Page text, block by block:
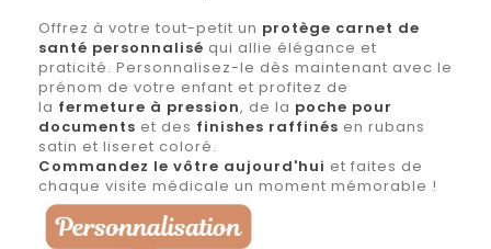
Offrez à votre tout-petit un protège carnet de
santé personnalisé qui allie élégance et
praticité. Personnalisez-le dès maintenant avec le
prénom de votre enfant et profitez de
la fermeture à pression, de la poche pour
documents et des finishes raffinés en rubans
satin et liseret coloré.
Commandez le vôtre aujourd'hui et faites de
chaque visite médicale un moment mémorable !